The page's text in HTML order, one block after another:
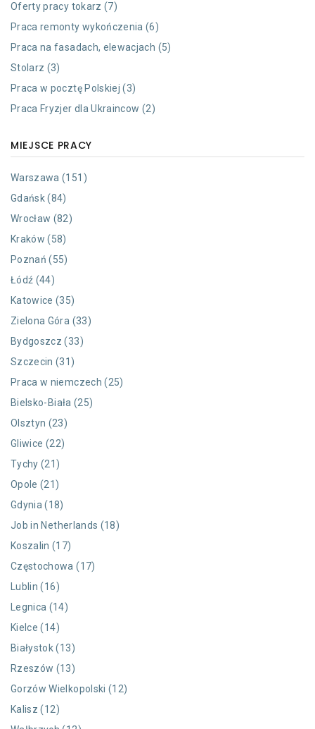
Oferty pracy tokarz (7)
Praca remonty wykończenia (6)
Praca na fasadach, elewacjach (5)
Stolarz (3)
Praca w pocztę Polskiej (3)
Praca Fryzjer dla Ukraincow (2)
MIEJSCE PRACY
Warszawa (151)
Gdańsk (84)
Wrocław (82)
Kraków (58)
Poznań (55)
Łódź (44)
Katowice (35)
Zielona Góra (33)
Bydgoszcz (33)
Szczecin (31)
Praca w niemczech (25)
Bielsko-Biała (25)
Olsztyn (23)
Gliwice (22)
Tychy (21)
Opole (21)
Gdynia (18)
Job in Netherlands (18)
Koszalin (17)
Częstochowa (17)
Lublin (16)
Legnica (14)
Kielce (14)
Białystok (13)
Rzeszów (13)
Gorzów Wielkopolski (12)
Kalisz (12)